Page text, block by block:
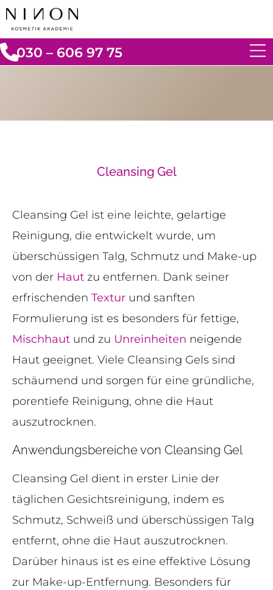
030 – 606 97 75
Cleansing Gel
Cleansing Gel ist eine leichte, gelartige
Reinigung, die entwickelt wurde, um
überschüssigen Talg, Schmutz und Make-up
von der Haut zu entfernen. Dank seiner
erfrischenden Textur und sanften
Formulierung ist es besonders für fettige,
Mischhaut und zu Unreinheiten neigende
Haut geeignet. Viele Cleansing Gels sind
schäumend und sorgen für eine gründliche,
porentiefe Reinigung, ohne die Haut
auszutrocknen.
Anwendungsbereiche von Cleansing Gel
Cleansing Gel dient in erster Linie der
täglichen Gesichtsreinigung, indem es
Schmutz, Schweiß und überschüssigen Talg
entfernt, ohne die Haut auszutrocknen.
Darüber hinaus ist es eine effektive Lösung
zur Make-up-Entfernung. Besonders für